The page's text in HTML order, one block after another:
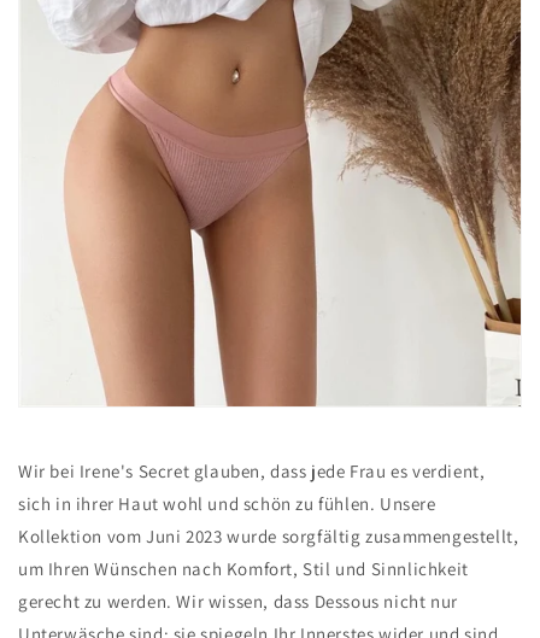
Wir bei Irene's Secret glauben, dass jede Frau es verdient,
sich in ihrer Haut wohl und schön zu fühlen. Unsere
Kollektion vom Juni 2023 wurde sorgfältig zusammengestellt,
um Ihren Wünschen nach Komfort, Stil und Sinnlichkeit
gerecht zu werden. Wir wissen, dass Dessous nicht nur